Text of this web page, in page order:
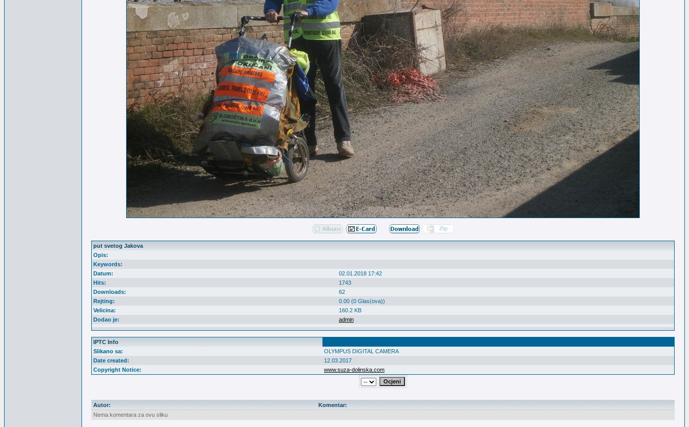
put svetog Jakova
Opis:
Keywords:
Datum:
02.01.2018 17:42
Hits:
1743
Downloads:
62
Rejting:
0.00 (0 Glas(ova))
Velicina:
160.2 KB
Dodao je:
admin
IPTC Info
Slikano sa:
OLYMPUS DIGITAL CAMERA
Date created:
12.03.2017
Copyright Notice:
www.suza-dolinska.com
Autor:
Komentar:
Nema komentara za ovu sliku